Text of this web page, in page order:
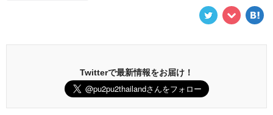
Twitterで最新情報をお届け！